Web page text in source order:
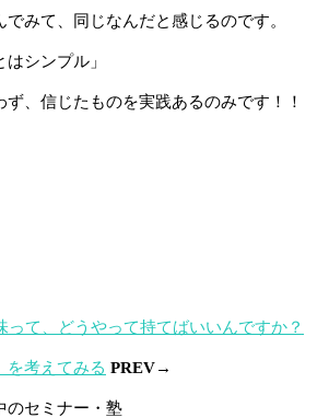
でみて、同じなんだと感じるのです。
はシンプル」
ず、信じたものを実践あるのみです！！
って、どうやって持てばいいんですか？
を考えてみる PREV→
のセミナー・塾